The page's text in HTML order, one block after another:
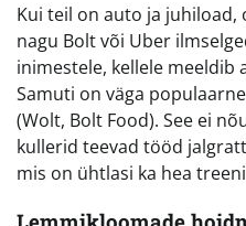
Kui teil on auto ja
nagu Bolt või Uber
inimestele, kellele meeldib
Samuti on väga
(Wolt, Bolt Food). See ei
kullerid teevad tööd
mis on ühtlasi ka hea